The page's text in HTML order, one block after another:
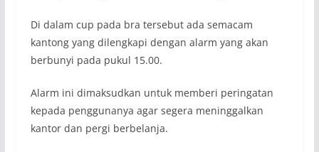
Di dalam cup pada bra tersebut ada semacam
kantong yang dilengkapi dengan alarm yang akan
berbunyi pada pukul 15.00.
Alarm ini dimaksudkan untuk memberi peringatan
kepada penggunanya agar segera meninggalkan
kantor dan pergi berbelanja.